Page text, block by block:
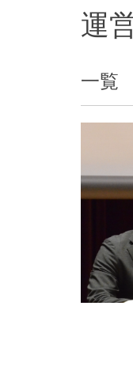
運
一覧